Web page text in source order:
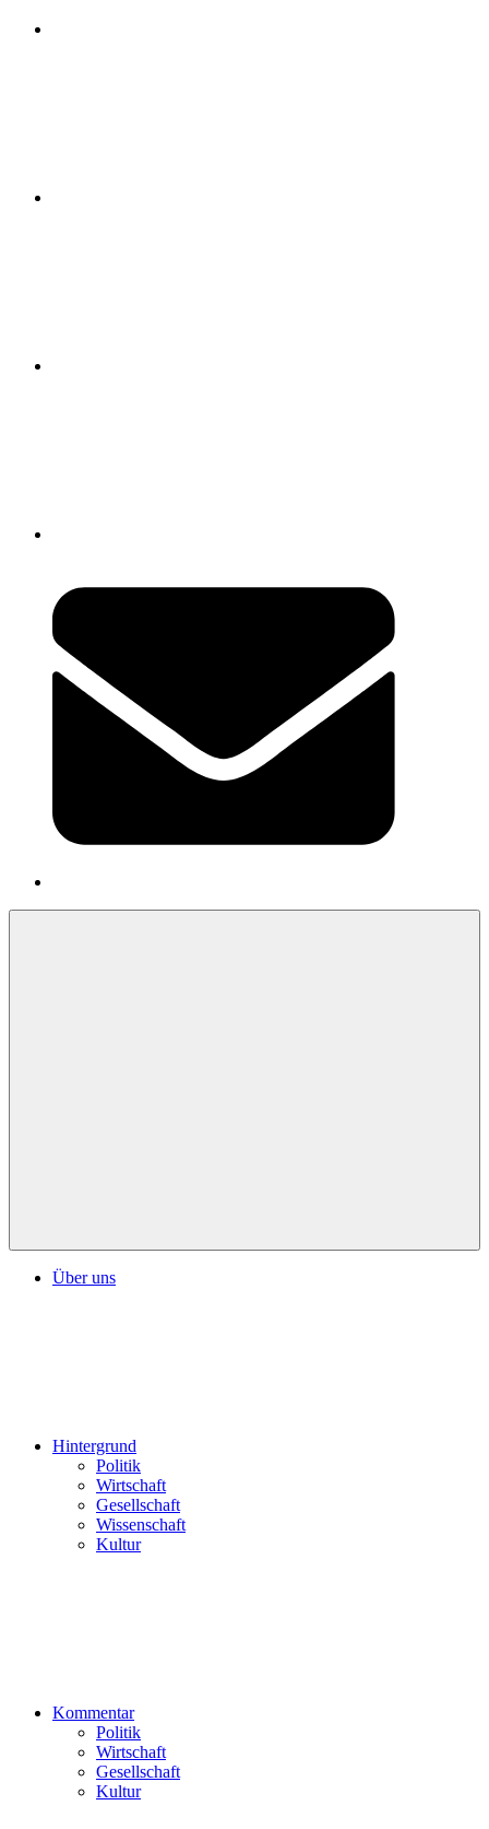
Über uns
Hintergrund
Politik
Wirtschaft
Gesellschaft
Wissenschaft
Kultur
Kommentar
Politik
Wirtschaft
Gesellschaft
Kultur